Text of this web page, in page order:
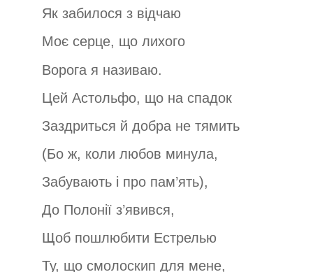
Як забилося з відчаю
Моє серце, що лихого
Ворога я називаю.
Цей Астольфо, що на спадок
Заздриться й добра не тямить
(Бо ж, коли любов минула,
Забувають і про пам’ять),
До Полонії з’явився,
Щоб пошлюбити Естрелью
Ту, що смолоскип для мене,